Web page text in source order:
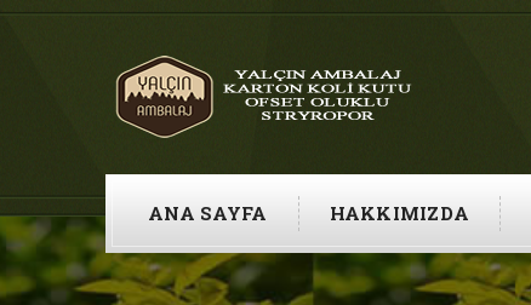
ANA SAYFA HAKKIMIZDA